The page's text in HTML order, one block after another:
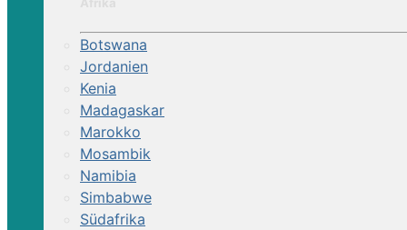
Botswana
Jordanien
Kenia
Madagaskar
Marokko
Mosambik
Namibia
Simbabwe
Südafrika